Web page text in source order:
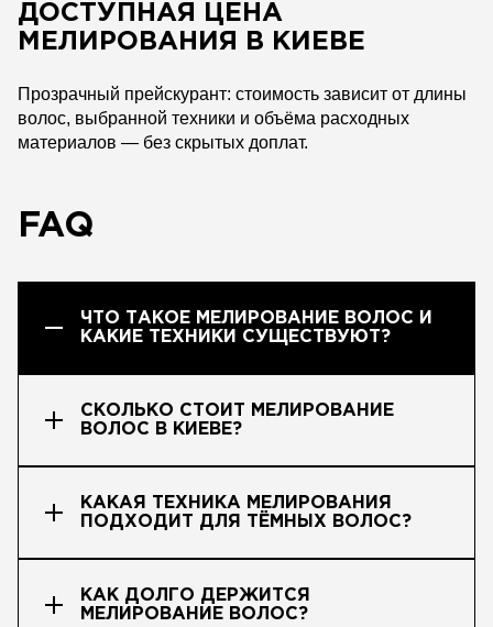
ДОСТУПНАЯ ЦЕНА
МЕЛИРОВАНИЯ В КИЕВЕ
Прозрачный прейскурант: стоимость зависит от длины
волос, выбранной техники и объёма расходных
материалов — без скрытых доплат.
FAQ
ЧТО ТАКОЕ МЕЛИРОВАНИЕ ВОЛОС И
КАКИЕ ТЕХНИКИ СУЩЕСТВУЮТ?
СКОЛЬКО СТОИТ МЕЛИРОВАНИЕ
ВОЛОС В КИЕВЕ?
КАКАЯ ТЕХНИКА МЕЛИРОВАНИЯ
ПОДХОДИТ ДЛЯ ТЁМНЫХ ВОЛОС?
КАК ДОЛГО ДЕРЖИТСЯ
МЕЛИРОВАНИЕ ВОЛОС?